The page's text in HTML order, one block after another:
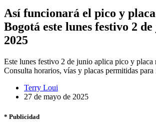
Así funcionará el pico y
Bogotá este lunes festivo 2
2025
Este lunes festivo 2 de junio aplica pico y placa
Consulta horarios, vías y placas permitidas para
Terry Loui
27 de mayo de 2025
* Publicidad